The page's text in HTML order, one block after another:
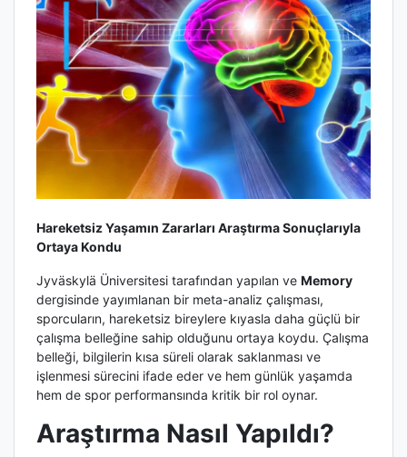
Hareketsiz Yaşamın Zararları Araştırma Sonuçlarıyla
Ortaya Kondu
Jyväskylä Üniversitesi tarafından yapılan ve Memory
dergisinde yayımlanan bir meta-analiz çalışması,
sporcuların, hareketsiz bireylere kıyasla daha güçlü bir
çalışma belleğine sahip olduğunu ortaya koydu. Çalışma
belleği, bilgilerin kısa süreli olarak saklanması ve
işlenmesi sürecini ifade eder ve hem günlük yaşamda
hem de spor performansında kritik bir rol oynar.
Araştırma Nasıl Yapıldı?